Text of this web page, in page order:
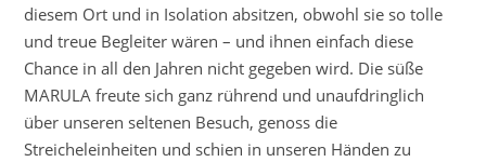
diesem Ort und in Isolation absitzen, obwohl sie so tolle
und treue Begleiter wären – und ihnen einfach diese
Chance in all den Jahren nicht gegeben wird. Die süße
MARULA freute sich ganz rührend und unaufdringlich
über unseren seltenen Besuch, genoss die
Streicheleinheiten und schien in unseren Händen zu